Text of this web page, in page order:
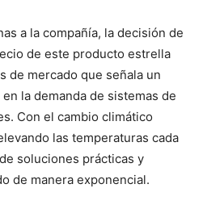
a la compañía, la decisión de
de este producto estrella
de mercado que señala un
la demanda de sistemas de
Con el cambio climático
las temperaturas cada
soluciones prácticas y
de manera exponencial.